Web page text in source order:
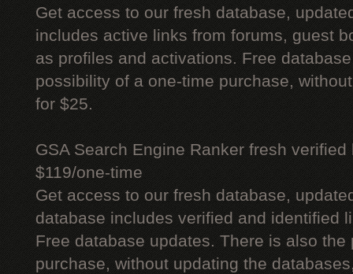
Get access to our fresh database,
includes active links from forums, guest
as profiles and activations. Free
possibility of a one-time purchase,
for $25.
GSA Search Engine Ranker fresh verified
$119/one-time
Get access to our fresh database,
database includes verified and identified
Free database updates. There is also
purchase, without updating the